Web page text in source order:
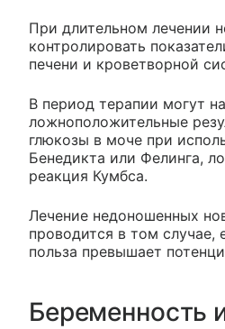
При длительном лечении
контролировать
печени и кроветворной
В период терапии могут
ложноположительные
глюкозы в моче при
Бенедикта или Фелинга,
реакция Кумбса.
Лечение недоношенных
проводится в том случае,
польза превышает
Беременность